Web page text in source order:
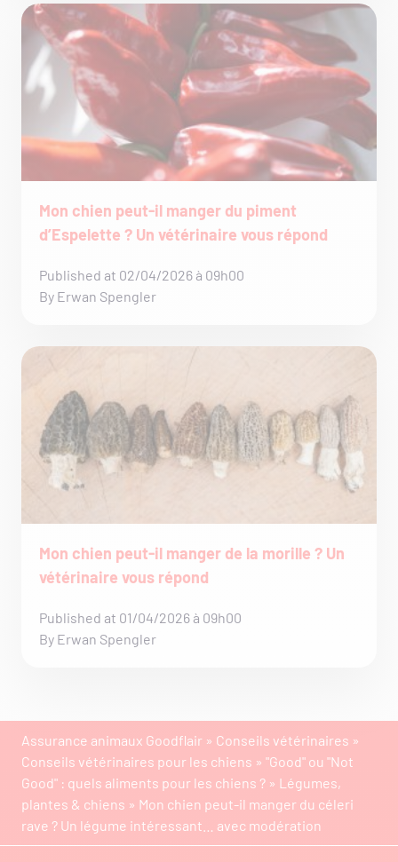
Mon chien peut-il manger du piment
d’Espelette ? Un vétérinaire vous répond
Published at 02/04/2026 à 09h00
By Erwan Spengler
Mon chien peut-il manger de la morille ? Un
vétérinaire vous répond
Published at 01/04/2026 à 09h00
By Erwan Spengler
Assurance animaux Goodflair » Conseils vétérinaires »
Conseils vétérinaires pour les chiens » "Good" ou "Not
Good" : quels aliments pour les chiens ? » Légumes,
plantes & chiens » Mon chien peut-il manger du céleri
rave ? Un légume intéressant… avec modération